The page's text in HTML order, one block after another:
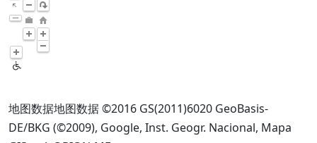
地图数据地图数据 ©2016 GS(2011)6020 GeoBasis-
DE/BKG (©2009), Google, Inst. Geogr. Nacional, Mapa